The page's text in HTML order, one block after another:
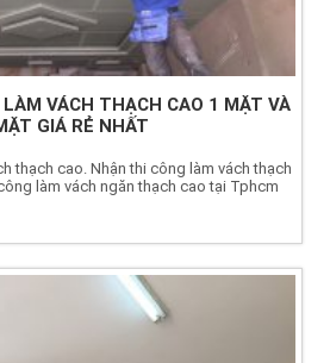
VÁCH THẠCH CAO 1 MẶT VÀ
GIÁ RẺ NHẤT
thạch cao. Nhận thi công làm vách thạch
làm vách ngăn thạch cao tại Tphcm